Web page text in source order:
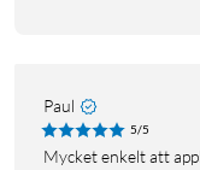
Paul
5/5
Mycket enkelt att applicera. Skyddar bra. Billig investering för